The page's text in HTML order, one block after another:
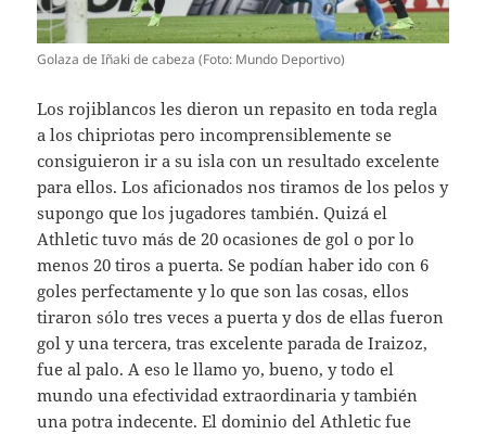
Golaza de Iñaki de cabeza (Foto: Mundo Deportivo)
Los rojiblancos les dieron un repasito en toda regla
a los chipriotas pero incomprensiblemente se
consiguieron ir a su isla con un resultado excelente
para ellos. Los aficionados nos tiramos de los pelos y
supongo que los jugadores también. Quizá el
Athletic tuvo más de 20 ocasiones de gol o por lo
menos 20 tiros a puerta. Se podían haber ido con 6
goles perfectamente y lo que son las cosas, ellos
tiraron sólo tres veces a puerta y dos de ellas fueron
gol y una tercera, tras excelente parada de Iraizoz,
fue al palo. A eso le llamo yo, bueno, y todo el
mundo una efectividad extraordinaria y también
una potra indecente. El dominio del Athletic fue